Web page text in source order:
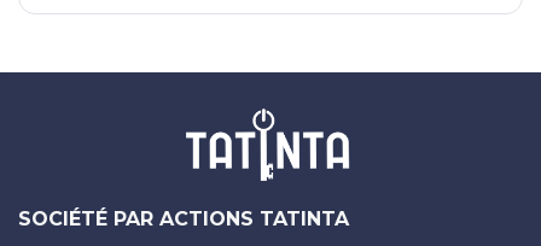
SOCIÉTÉ PAR ACTIONS TATINTA